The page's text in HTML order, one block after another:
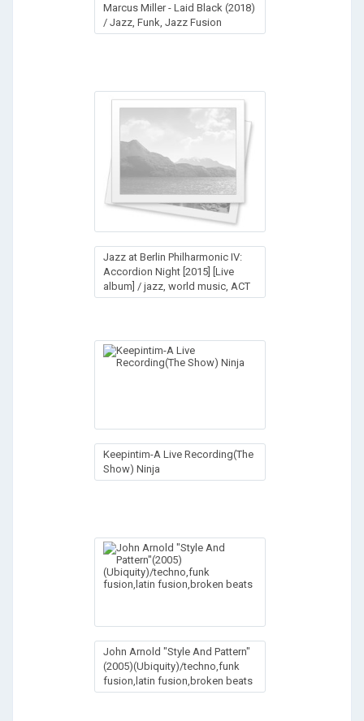
Marcus Miller - Laid Black (2018)
/ Jazz, Funk, Jazz Fusion
Jazz at Berlin Philharmonic IV:
Accordion Night [2015] [Live
album] / jazz, world music, ACT
Keepintim-A Live Recording(The
Show) Ninja
John Arnold "Style And Pattern"
(2005)(Ubiquity)/techno,funk
fusion,latin fusion,broken beats